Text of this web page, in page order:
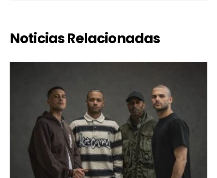
Noticias Relacionadas